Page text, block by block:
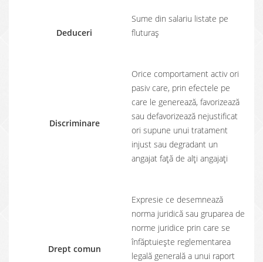
Deduceri
Sume din salariu listate pe
fluturaș
Discriminare
Orice comportament activ ori
pasiv care, prin efectele pe
care le generează, favorizează
sau defavorizează nejustificat
ori supune unui tratament
injust sau degradant un
angajat față de alți angajați
Drept comun
Expresie ce desemnează
norma juridică sau gruparea de
norme juridice prin care se
înfăptuieşte reglementarea
legală generală a unui raport